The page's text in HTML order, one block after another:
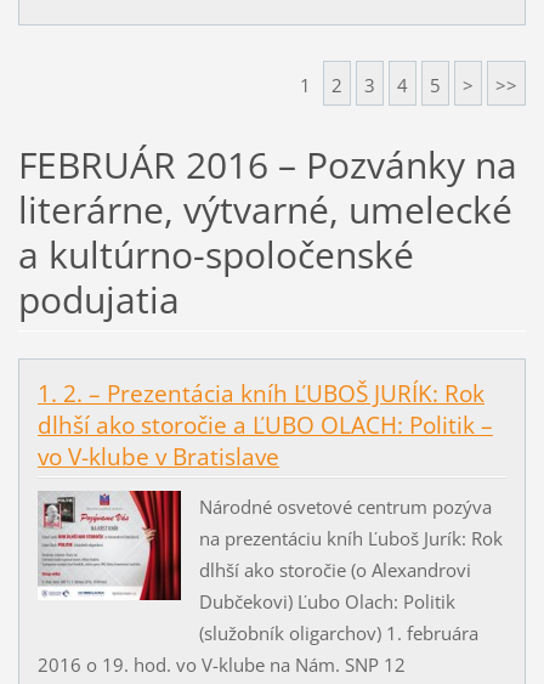
1 2 3 4 5 > >>
FEBRUÁR 2016 – Pozvánky na
literárne, výtvarné, umelecké
a kultúrno-spoločenské
podujatia
1. 2. – Prezentácia kníh ĽUBOŠ JURÍK: Rok
dlhší ako storočie a ĽUBO OLACH: Politik –
vo V-klube v Bratislave
Národné osvetové centrum pozýva
na prezentáciu kníh Ľuboš Jurík: Rok
dlhší ako storočie (o Alexandrovi
Dubčekovi) Ľubo Olach: Politik
(služobník oligarchov) 1. februára
2016 o 19. hod. vo V-klube na Nám. SNP 12